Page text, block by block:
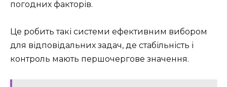
погодних факторів.
Це робить такі системи ефективним вибором
для відповідальних задач, де стабільність і
контроль мають першочергове значення.